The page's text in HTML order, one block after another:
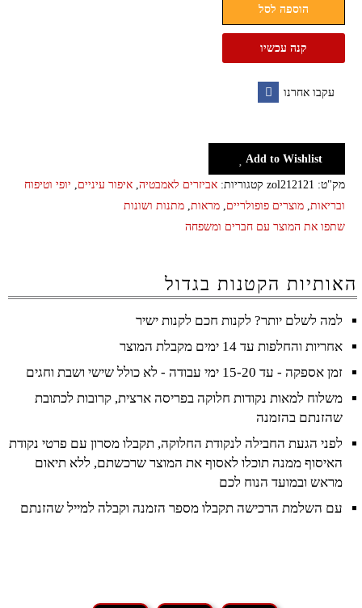
פי
הוספה לסל
קנה עכשיו
עקבו אחרנו
Add to Wishlist
מק"ט: zol212121 קטגוריות: אביזרים לאמבטיה איפור עיניים
יופי וטיפוח
ובריאות מוצרים פופולריים מראות מתנות ושונות
שתפו את המוצר עם חברים ומשפחה
האותיות הקטנות בגדול
למה לשלם יותר? לקנות חכם לקנות ישיר
אחריות והחלפות עד 14 ימים מקבלת המוצר
זמן אספקה - עד 15-20 ימי עבודה - לא כולל שישי ושבת וחגים
משלוח למאות נקודות חלוקה בפריסה ארצית, קרובות לכתובת
שהזנתם בהזמנה
לפני הגעת החבילה לנקודת החלוקה, תקבלו מסרון עם פרטי נקודת
האיסוף ממנה תוכלו לאסוף את המוצר שרכשתם, ללא תיאום
מראש ובמועד הנוח לכם
עם השלמת הרכישה תקבלו מספר הזמנה וקבלה למייל שהזנתם